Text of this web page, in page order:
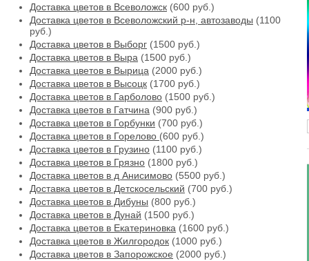
Доставка цветов в Всеволожск (600 руб.)
Доставка цветов в Всеволожский р-н, автозаводы (1100
руб.)
Доставка цветов в Выборг (1500 руб.)
Доставка цветов в Выра (1500 руб.)
Доставка цветов в Вырица (2000 руб.)
Доставка цветов в Высоцк (1700 руб.)
Доставка цветов в Гарболово (1500 руб.)
Доставка цветов в Гатчина (900 руб.)
Доставка цветов в Горбунки (700 руб.)
Доставка цветов в Горелово (600 руб.)
Доставка цветов в Грузино (1100 руб.)
Доставка цветов в Грязно (1800 руб.)
Доставка цветов в д Анисимово (5500 руб.)
Доставка цветов в Детскосельский (700 руб.)
Доставка цветов в Дибуны (800 руб.)
Доставка цветов в Дунай (1500 руб.)
Доставка цветов в Екатериновка (1600 руб.)
Доставка цветов в Жилгородок (1000 руб.)
Доставка цветов в Запорожское (2000 руб.)